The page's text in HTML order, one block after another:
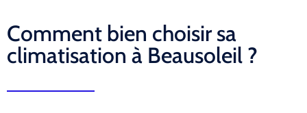
Comment bien choisir sa
climatisation à Beausoleil ?